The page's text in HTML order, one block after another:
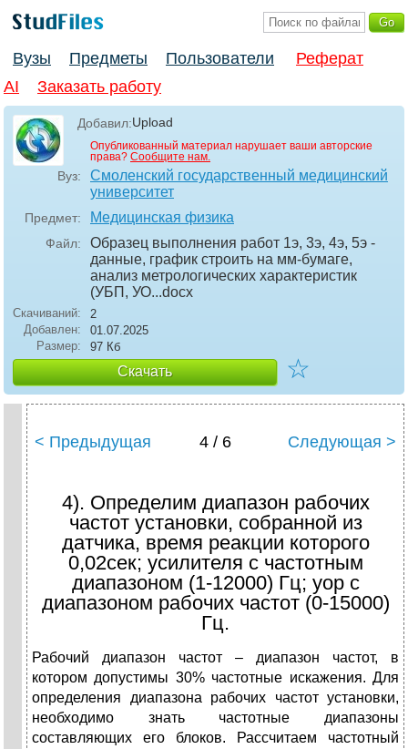
Вузы Предметы Пользователи
Реферат
AI
Заказать работу
Добавил:Upload
Опубликованный материал нарушает ваши авторские
права? Сообщите нам.
Вуз:
Смоленский государственный медицинский
университет
Предмет: Медицинская физика
Файл:
Образец выполнения работ 1э, 3э, 4э, 5э -
данные, график строить на мм-бумаге,
анализ метрологических характеристик
(УБП, УО...docx
Скачиваний:
2
Добавлен:
01.07.2025
Размер:
97 Кб
Скачать ☆
< Предыдущая 4 / 6 Следующая >
4). Определим диапазон рабочих
частот установки, собранной из
датчика, время реакции которого
0,02сек; усилителя с частотным
диапазоном (1-12000) Гц; уор с
диапазоном рабочих частот (0-15000)
Гц.
Рабочий диапазон частот – диапазон частот, в
котором допустимы 30% частотные искажения. Для
определения диапазона рабочих частот установки,
необходимо знать частотные диапазоны
составляющих его блоков. Рассчитаем частотный